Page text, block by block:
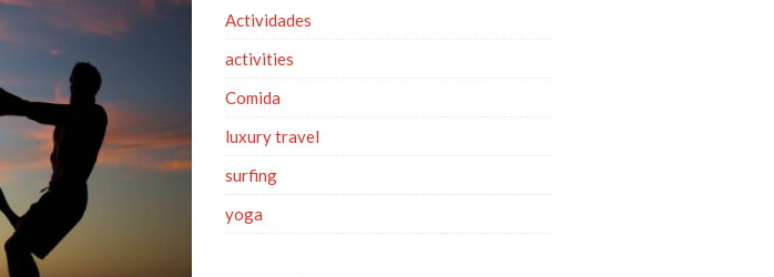
Actividades
activities
Comida
luxury travel
surfing
yoga